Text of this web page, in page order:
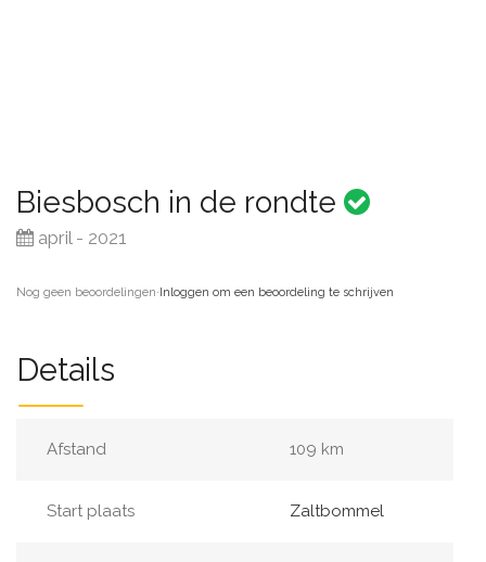
Biesbosch in de rondte
april - 2021
Nog geen beoordelingen·Inloggen om een beoordeling te schrijven
Details
Afstand 109 km
Start plaats Zaltbommel